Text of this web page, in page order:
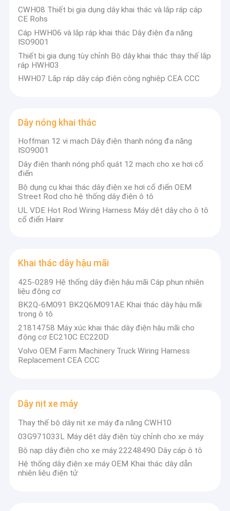
Các sản phẩm
Về chúng tôi
Tham quan nhà máy
Kiểm soát chất lượng
Tin tức
Các trường hợp
Khai thác dây OEM
Dây điện ô tô
Khai thác dây xe tải
Khai thác dây công nghiệp
Dây nịt động cơ
Khai thác dây điện tử
Khai thác dây điện cho thiết bị gia dụng
Khai thác dây hậu mãi
Dây nịt xe máy
Dây y tế
Khai thác dây đa năng
CWH08 Thiết bị gia dụng dây khai thác và lắp ráp cáp
CE Rohs
Cáp HWH06 và lắp ráp khai thác Dây điện đa năng
ISO9001
Thiết bị gia dụng tùy chỉnh Bộ dây khai thác thay thế lắp
ráp HWH03
HWH07 Lắp ráp dây cáp điện công nghiệp CEA CCC
Dây nóng khai thác
Hoffman 12 vi mạch Dây điện thanh nóng đa năng
ISO9001
Dây điện thanh nóng phổ quát 12 mạch cho xe hơi cổ
điển
Bộ dụng cụ khai thác dây điện xe hơi cổ điển OEM
Street Rod cho hệ thống dây điện ô tô
UL VDE Hot Rod Wiring Harness Máy dệt dây cho ô tô
cổ điển Hainr
Khai thác dây hậu mãi
425-0289 Hệ thống dây điện hậu mãi Cáp phun nhiên
liệu động cơ
BK2Q-6M091 BK2Q6M091AE Khai thác dây hậu mãi
trong ô tô
21814758 Máy xúc khai thác dây điện hậu mãi cho
động cơ EC210C EC220D
Volvo OEM Farm Machinery Truck Wiring Harness
Replacement CEA CCC
Dây nịt xe máy
Thay thế bộ dây nịt xe máy đa năng CWH10
03G971033L Máy dệt dây điện tùy chỉnh cho xe máy
Bộ nạp dây điện cho xe máy 22248490 Dây cáp ô tô
Hệ thống dây điện xe máy OEM Khai thác dây dẫn
nhiên liệu điện tử
Qingdao Hainr Wiring Harness Co., Ltd.
được thành lập tại Thanh Đảo, Trung Quốc vào năm 2007.
Kể từ khi thành lập, chúng tôi đã thiết kế và sản xuất dây nịt tùy
chỉnh và đáng tin cậy được xây dựng để đáp ứng nhu cầu ngày
càng tăng của các ứng dụng ô tô, thiết bị gia dụng, điện tử, y tế
và các ứng dụng công nghiệp khác.Chúng tôi có dây chuyền sản
lực sản xuất của chúng tôi đã giúp chúng tôi trở thành nhà sản
đáng tin cậy cho thị trường OEM.